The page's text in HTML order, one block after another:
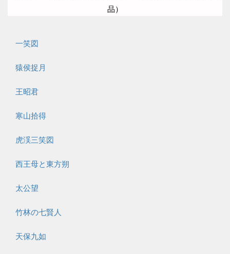
品）
一笑図
猿侯捉月
王昭君
寒山拾得
虎渓三笑図
西王母と東方朔
太公望
竹林の七賢人
天保九如